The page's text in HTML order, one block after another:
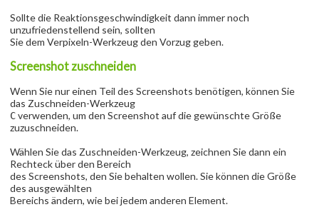
Sollte die Reaktionsgeschwindigkeit dann immer noch
unzufriedenstellend sein, sollten
Sie dem Verpixeln-Werkzeug den Vorzug geben.
Screenshot zuschneiden
Wenn Sie nur einen Teil des Screenshots benötigen, können Sie
das Zuschneiden-Werkzeug
Cverwenden, um den Screenshot auf die gewünschte Größe
zuzuschneiden.
Wählen Sie das Zuschneiden-Werkzeug, zeichnen Sie dann ein
Rechteck über den Bereich
des Screenshots, den Sie behalten wollen. Sie können die Größe
des ausgewählten
Bereichs ändern, wie bei jedem anderen Element.